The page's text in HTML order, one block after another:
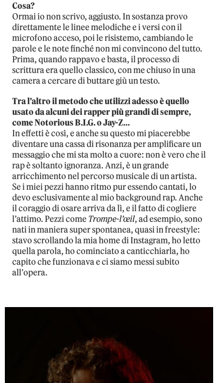
Cosa?
Ormai io non scrivo, aggiusto. In sostanza provo
direttamente le linee melodiche e i versi con il
microfono acceso, poi le risistemo, cambiando le
parole e le note finché non mi convincono del tutto.
Prima, quando rappavo e basta, il processo di
scrittura era quello classico, con me chiuso in una
camera a cercare di buttare giù un testo.
Tra l’altro il metodo che utilizzi adesso è quello
usato da alcuni dei rapper più grandi di sempre,
come Notorious B.I.G. o Jay-Z…
In effetti è così, e anche su questo mi piacerebbe
diventare una cassa di risonanza per amplificare un
messaggio che mi sta molto a cuore: non è vero che il
rap è soltanto ignoranza. Anzi, è un grande
arricchimento nel percorso musicale di un artista.
Se i miei pezzi hanno ritmo pur essendo cantati, lo
devo esclusivamente al mio background rap. Anche
il coraggio di osare arriva da lì, e il fatto di cogliere
l’attimo. Pezzi come Trompe-l’œil, ad esempio, sono
nati in maniera super spontanea, quasi in freestyle:
stavo scrollando la mia home di Instagram, ho letto
quella parola, ho cominciato a canticchiarla, ho
capito che funzionava e ci siamo messi subito
all’opera.